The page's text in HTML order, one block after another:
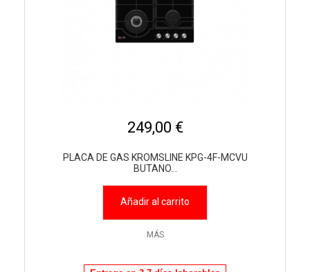
249,00 €
PLACA DE GAS KROMSLINE KPG-4F-MCVU
BUTANO...
Añadir al carrito
MÁS